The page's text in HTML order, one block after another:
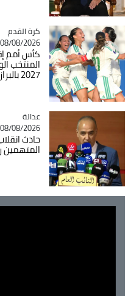
Catégorie
كرة القدم
08/08/2026 - 21:23
كأس أمم
المنتخب
2027 بالبرازيل
Catégorie
عدالة
08/08/2026 - 21:04
حادث انقلاب
المتهمين